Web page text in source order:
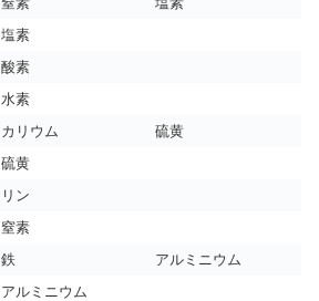
塩素
酸素
水素
カリウム
硫黄
硫黄
リン
窒素
鉄
アルミニウム
アルミニウム